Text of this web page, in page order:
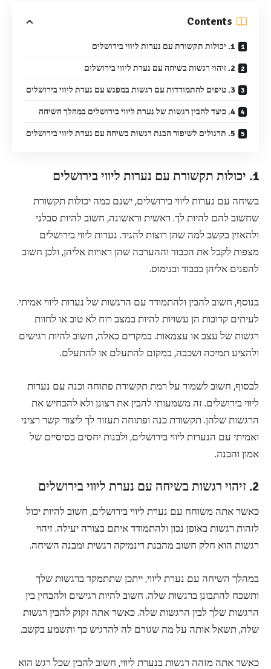
Contents
1. יכולות תקשורת עם נערות ליווי בירושלים
2. זיהוי רגשות בשיחה עם נערת ליווי בירושלים
3. טיפים להתמודדות עם רגשות במפגש עם נערת ליווי בירושלים
4. כיצד להבין רגשות של נערת ליווי בירושלים במהלך השיחה
5. תרגולים לשיפור הבנת רגשות בשיחה עם נערת ליווי בירושלים
1. יכולות תקשורת עם נערות ליווי בירושלים
בשיחה עם נערות ליווי בירושלים, ישנם כמה יכולות תקשורת
שחשוב להם להיות לך. ראשית וראשונה, חשוב להיות סבלני
ולהאזין בקשב למה שהן רוצות להגיד. נערות ליווי בירושלים
מצפות לקבל את הכבוד וההערכה שהן ראויות אליהן, ולכן חשוב
להפנים אליהן בכבוד ובנימוס.
בנוסף, חשוב להבין ולהתמודד עם הרגשות של נערות ליווי אמיתי.
לעיתים קרובות הן עשויות להיות במצב רוח לא טוב או לחוות
רגשות של עצב או עצמאות. במקרים כאלה, חשוב להיות רגישים
ולהציע תמיכה ושכבה, במקום להתעלם או להתעלם.
לבסוף, חשוב לשמור על רמת תקשורת פתוחה וכנה עם נערות
ליווי בירושלים. זה משמעותי להבין את רצונן ולא להכחיש את
הרגשות שלהן. תקשורת כנה ופתוחה תעזור לך ליצור קשר רציני
ואמיתי עם הנערות ליווי בירושלים, ולבנות יחסים בסיסיים של
אמון והבנה.
2. זיהוי רגשות בשיחה עם נערת ליווי בירושלים
כאשר אתה משוחח עם נערת ליווי בירושלים, חשוב להיות יכול
לזהות רגשות באופן נכון ולהתמודד איתם בצורה יעילה. זיהוי
רגשות הוא חלק חשוב מהבנת דינמיקה רגשית ומבנה השיחה.
במהלך השיחה עם נערת ליווי, ייתכן שתתמקד ברגשות שלך
ותשכח להתבונן ברגשות שלה. חשוב להיות רגישים ולהבחין בין
הרגשות שלך לבין הרגשות שלה. כאשר אתה זקוק להבין רגשות
שלה, תשאל אותה על מה שגורם לה להרגיש כך ותשמע בקשב.
כאשר אתה מזהה רגשות בנערת ליווי, חשוב להבין שכל רגש הוא